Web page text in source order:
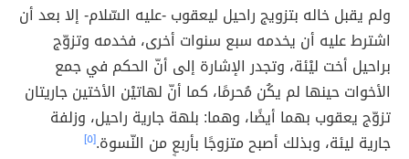
ولم يقبل خاله بتزويج راحيل ليعقوب -عليه السّلام- إلا بعد أن
اشترط عليه أن يخدمه سبع سنوات أخرى، فخدمه وتزوّج
براحيل أخت ليْئة، وتجدر الإشارة إلى أنّ الحكم في جمع
الأخوات حينها لم يكُن مُحرمًا، كما أنّ لهاتيْن الأختين جاريتان
تزوّج يعقوب بهما أيضًا، وهما: بلهة جارية راحيل، وزلفة
جارية ليئة، وبذلك أصبح متزوجًا بأربعٍ من النّسوة.[٥]